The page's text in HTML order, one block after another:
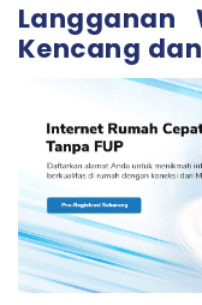
Langganan
Kencang